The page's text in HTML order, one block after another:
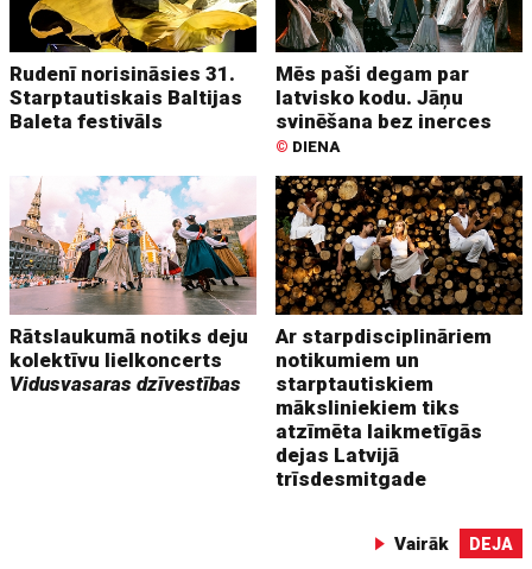
Rudenī norisināsies 31.
Starptautiskais Baltijas
Baleta festivāls
Mēs paši degam par
latvisko kodu. Jāņu
svinēšana bez inerces
© DIENA
Rātslaukumā notiks deju
kolektīvu lielkoncerts
Vidusvasaras dzīvestības
Ar starpdisciplināriem
notikumiem un
starptautiskiem
māksliniekiem tiks
atzīmēta laikmetīgās
dejas Latvijā
trīsdesmitgade
Vairāk DEJA